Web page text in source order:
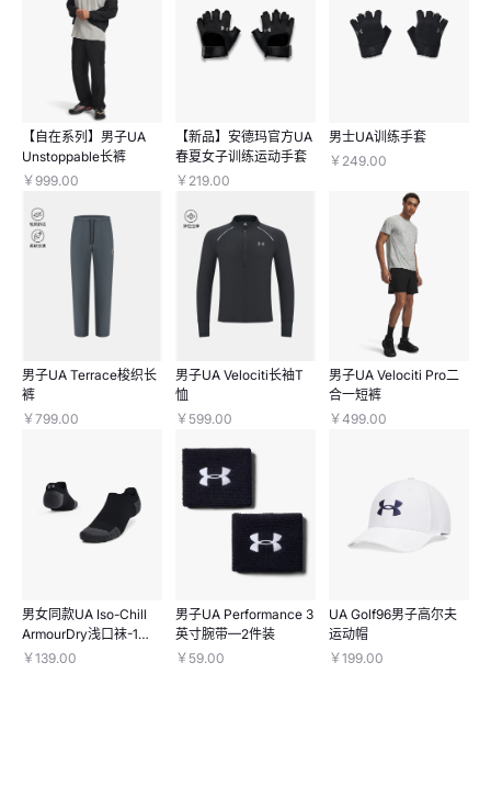
【自在系列】男子UA
Unstoppable长裤
￥999.00
【新品】安德玛官方UA
春夏女子训练运动手套
￥219.00
男士UA训练手套
￥249.00
男子UA Terrace梭织长
裤
￥799.00
男子UA Velociti长袖T
恤
￥599.00
男子UA Velociti Pro二
合一短裤
￥499.00
男女同款UA Iso-Chill
ArmourDry浅口袜-1双
装
￥139.00
男子UA Performance 3
英寸腕带—2件装
￥59.00
UA Golf96男子高尔夫
运动帽
￥199.00